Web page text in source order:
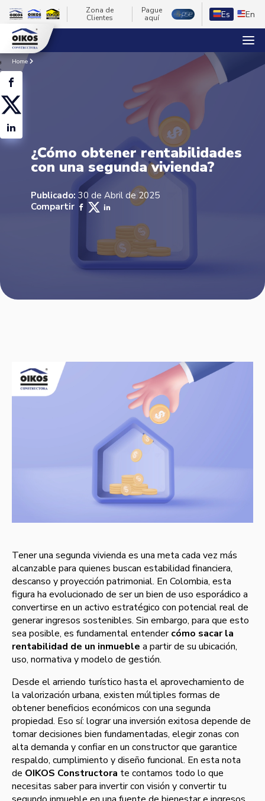
Zona de
Clientes
Pague
aquí
Es En
Home
¿Cómo obtener rentabilidades
con una segunda vivienda?
Publicado: 30 de Abril de 2025
Compartir
Tener una segunda vivienda es una meta cada vez más
alcanzable para quienes buscan estabilidad financiera,
descanso y proyección patrimonial. En Colombia, esta
figura ha evolucionado de ser un bien de uso esporádico a
convertirse en un activo estratégico con potencial real de
generar ingresos sostenibles. Sin embargo, para que esto
sea posible, es fundamental entendercómo sacar la
rentabilidad de un inmueble a partir de su ubicación,
uso, normativa y modelo de gestión.
Desde el arriendo turístico hasta el aprovechamiento de
la valorización urbana, existen múltiples formas de
obtener beneficios económicos con una segunda
propiedad. Eso sí: lograr una inversión exitosa depende de
tomar decisiones bien fundamentadas, elegir zonas con
alta demanda y confiar en un constructor que garantice
respaldo, cumplimiento y diseño funcional. En esta nota
de OIKOS Constructora te contamos todo lo que
necesitas saber para invertir con visión y convertir tu